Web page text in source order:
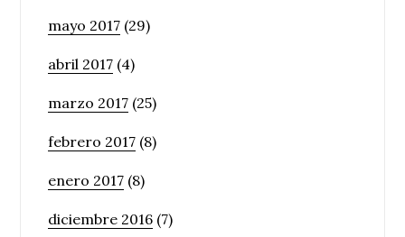
mayo 2017 (29)
abril 2017 (4)
marzo 2017 (25)
febrero 2017 (8)
enero 2017 (8)
diciembre 2016 (7)